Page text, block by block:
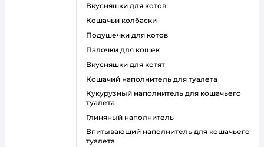
вкусняшки для котов
кошачьи колбаски
подушечки для котов
палочки для кошек
вкусняшки для котят
кошачий наполнитель для туалета
кукурузный наполнитель для кошачьего
туалета
глиняный наполнитель
впитывающий наполнитель для кошачьего
туалета